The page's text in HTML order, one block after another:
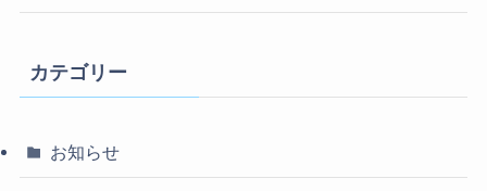
カテゴリー
お知らせ